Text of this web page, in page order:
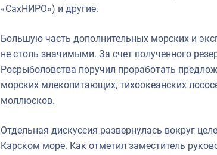
«СахНИРО») и другие.
Большую часть дополнительных морских и
не столь значимыми. За счет полученного
Росрыболовства поручил проработать
морских млекопитающих, тихоокеанских
моллюсков.
Отдельная дискуссия развернулась вокруг
Карском море. Как отметил заместитель